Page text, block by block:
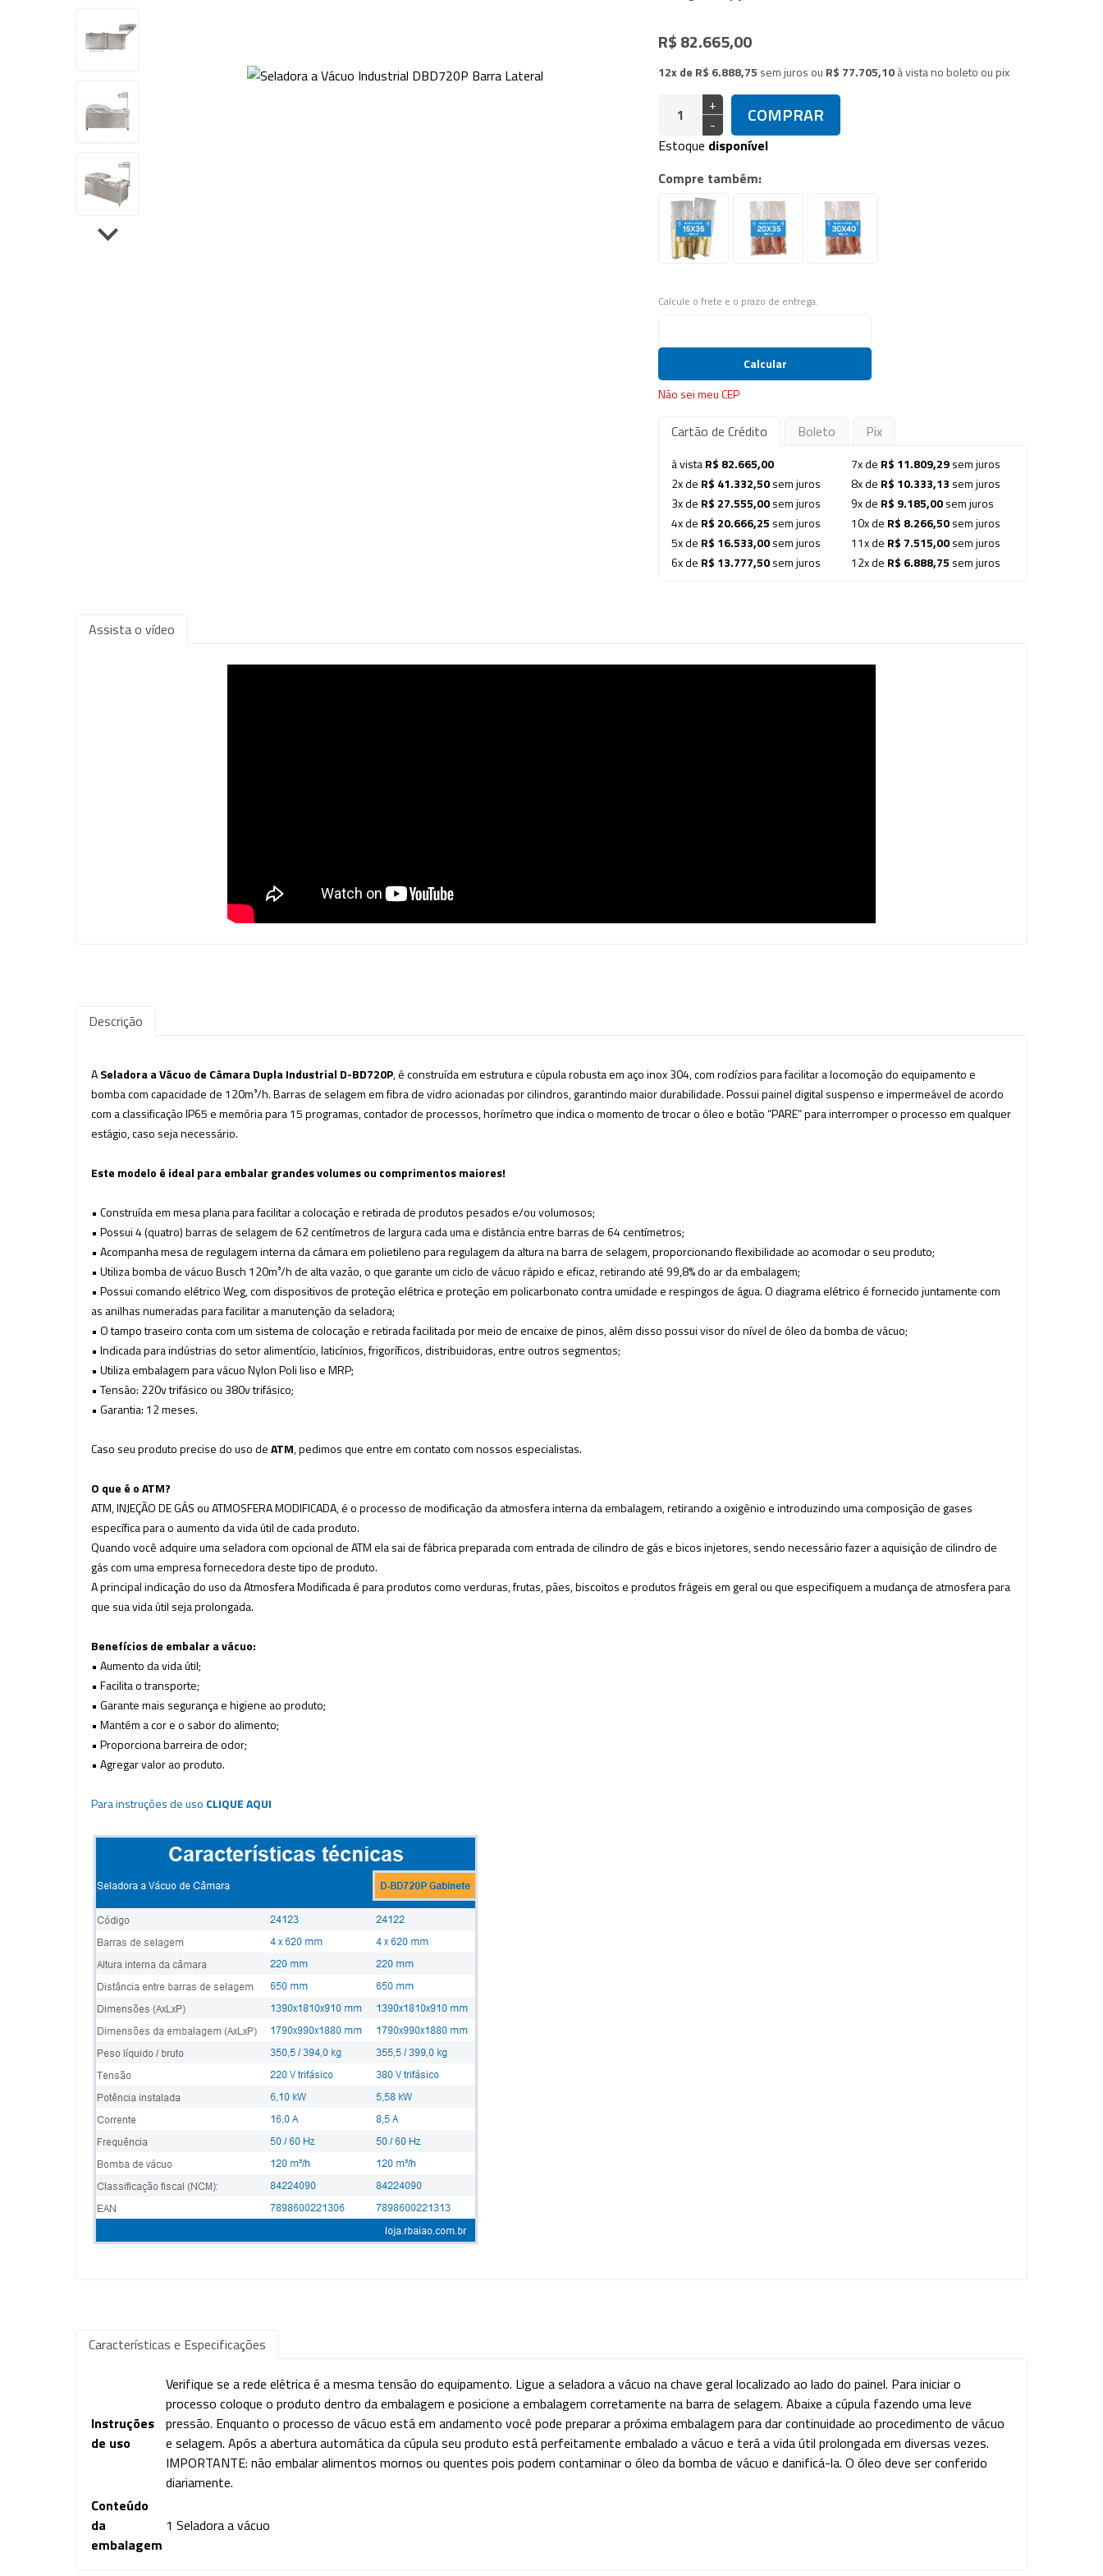
Tanque de Encolhimento
Peças de Reposição
Bancas
R$ 82.665,00
12x de R$ 6.888,75 sem juros ou R$ 77.705,10à vista no boleto ou pix
+
-
COMPRAR
Estoque disponível
Compre também:
Calcule o frete e o prazo de entrega.
Calcular
Não sei meu CEP
Cartão de Crédito Boleto Pix
à vistaR$ 82.665,00
2x de R$ 41.332,50sem juros
3x de R$ 27.555,00sem juros
4x de R$ 20.666,25 sem juros
5x de R$ 16.533,00sem juros
6x de R$ 13.777,50sem juros
7x de R$ 11.809,29sem juros
8x de R$ 10.333,13 sem juros
9x de R$ 9.185,00sem juros
10x de R$ 8.266,50sem juros
11x de R$ 7.515,00sem juros
12x de R$ 6.888,75 sem juros
Assista o vídeo
Descrição
ASeladora a Vácuo de Câmara Dupla Industrial D-BD720P, é construída em estrutura e cúpula robusta em aço inox 304, com rodízios para facilitar a locomoção do equipamento e
bomba com capacidade de 120m³/h. Barras de selagem em fibra de vidro acionadas por cilindros, garantindo maior durabilidade. Possui painel digital suspenso e impermeável de acordo
com a classificação IP65 e memória para 15 programas, contador de processos, horímetro que indica o momento de trocar o óleo e botão “PARE” para interromper o processo em qualquer
estágio, caso seja necessário.
Este modelo é ideal para embalar grandes volumes ou comprimentos maiores!
• Construída em mesa plana para facilitar a colocação e retirada de produtos pesados e/ou volumosos;
• Possui 4 (quatro) barras de selagem de 62 centímetros de largura cada uma e distância entre barras de 64 centímetros;
• Acompanha mesade regulagem interna da câmaraem polietileno para regulagem da altura na barra de selagem, proporcionando flexibilidade ao acomodar o seu produto;
• Utiliza bomba de vácuo Busch 120m³/h de alta vazão, o que garante um ciclo de vácuo rápido e eficaz, retirando até 99,8% do ar da embalagem;
• Possui comando elétrico Weg, com dispositivos de proteção elétrica e proteção em policarbonato contra umidade e respingos de água. O diagrama elétrico é fornecido juntamente com
as anilhas numeradas para facilitar a manutenção da seladora;
• O tampo traseiro conta com um sistema de colocação e retirada facilitada por meio de encaixe de pinos, além disso possui visor do nível de óleo da bomba de vácuo;
• Indicada para indústrias do setor alimentício, laticínios, frigoríficos, distribuidoras, entre outros segmentos;
• Utiliza embalagem para vácuo Nylon Poliliso e MRP;
• Tensão: 220v trifásico ou 380v trifásico;
• Garantia: 12 meses.
Caso seu produto precise do uso deATM, pedimos que entre em contato com nossos especialistas.
O que é o ATM?
ATM, INJEÇÃO DE GÁS ou ATMOSFERA MODIFICADA, é o processo de modificação da atmosfera interna da embalagem, retirando a oxigênio e introduzindo uma composição de gases
específica para o aumento da vida útil de cada produto.
Quando você adquire uma seladora com opcional de ATM ela sai de fábrica preparada com entrada de cilindro de gás e bicos injetores, sendo necessário fazer a aquisição de cilindro de
gás com uma empresa fornecedora deste tipo de produto.
A principal indicação do uso da Atmosfera Modificada é para produtos como verduras, frutas, pães, biscoitos e produtos frágeis em geral ou que especifiquem a mudança de atmosfera para
que sua vida útil seja prolongada.
Benefícios de embalar a vácuo:
• Aumento da vida útil;
• Facilita o transporte;
• Garante mais segurança e higiene ao produto;
• Mantém a cor e o sabor do alimento;
• Proporciona barreira de odor;
• Agregar valor ao produto.
Para instruções de uso CLIQUE AQUI
Características e Especificações
Instruções
de uso
Verifique se a rede elétrica é a mesma tensão do equipamento. Ligue a seladora a vácuo na chave geral localizado ao lado do painel. Para iniciar o
processo coloque o produto dentro da embalagem e posicione a embalagem corretamente na barra de selagem. Abaixe a cúpula fazendo uma leve
pressão. Enquanto o processo de vácuo está em andamento você pode preparar a próxima embalagem para dar continuidade ao procedimento de vácuo
e selagem. Após a abertura automática da cúpula seu produto está perfeitamente embalado a vácuo e terá a vida útil prolongada em diversas vezes.
IMPORTANTE: não embalar alimentos mornos ou quentes pois podem contaminar o óleo da bomba de vácuo e danificá-la. O óleo deve ser conferido
diariamente.
Conteúdo
da
embalagem
1 Seladora a vácuo